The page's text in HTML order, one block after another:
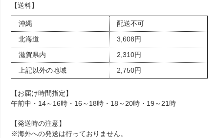
【送料】
沖縄
配送不可
北海道
3,608円
滋賀県内
2,310円
上記以外の地域
2,750円
【お届け時間指定】
午前中・14～16時・16～18時・18～20時・19～21時
【発送時の注意】
※海外への発送は行っておりません。